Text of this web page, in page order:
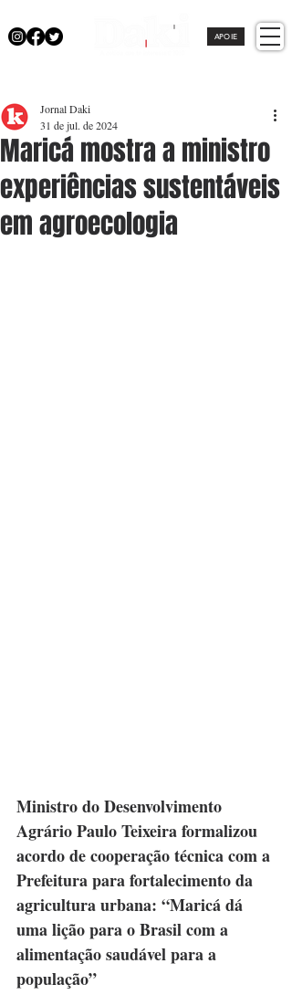
APOIE
Maricá mostra a ministro
experiências sustentáveis
em agroecologia
Jornal Daki
31 de jul. de 2024
Ministro do Desenvolvimento
Agrário Paulo Teixeira formalizou
acordo de cooperação técnica com a
Prefeitura para fortalecimento da
agricultura urbana: “Maricá dá
uma lição para o Brasil com a
alimentação saudável para a
população”